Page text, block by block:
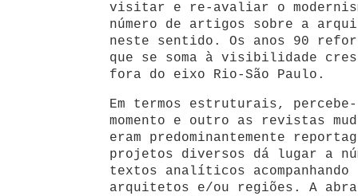
visitar e re-avaliar o
número de artigos sobre a
neste sentido. Os anos 90
que se soma à visibilidade
fora do eixo Rio-São Paulo.
Em termos estruturais,
momento e outro as revistas
eram predominantemente
projetos diversos dá lugar a
textos analíticos acompanhando
arquitetos e/ou regiões. A